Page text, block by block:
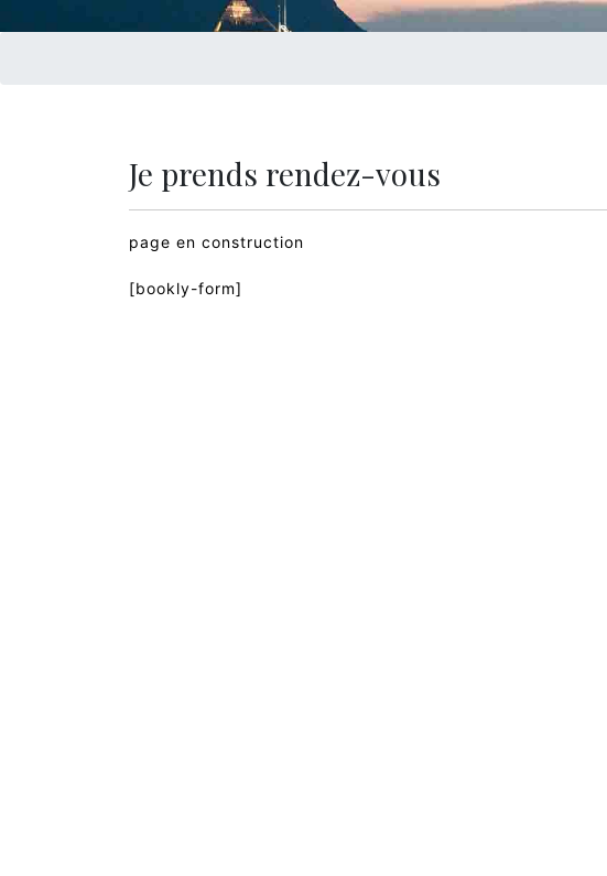
Je prends rendez-vous
page en construction
[bookly-form]